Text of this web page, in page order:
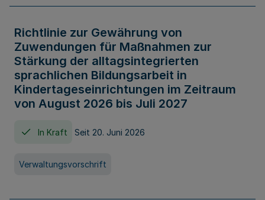
Richtlinie zur Gewährung von
Zuwendungen für Maßnahmen zur
Stärkung der alltagsintegrierten
sprachlichen Bildungsarbeit in
Kindertageseinrichtungen im Zeitraum
von August 2026 bis Juli 2027
In Kraft Seit 20. Juni 2026
Verwaltungsvorschrift